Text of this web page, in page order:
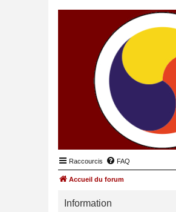
Raccourcis FAQ
Accueil du forum
Information